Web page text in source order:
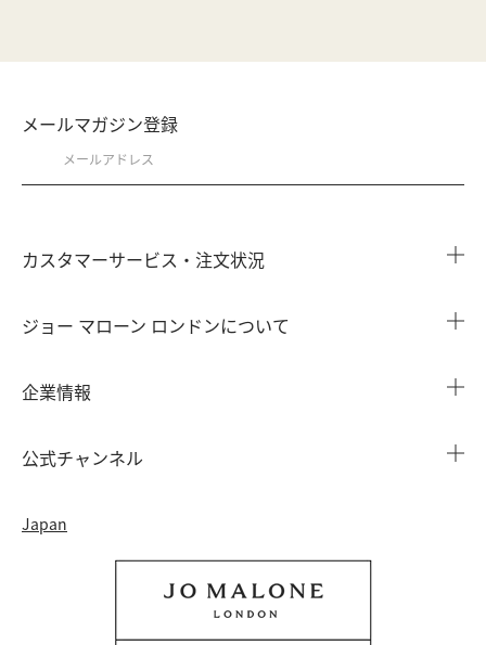
メールマガジン登録
カスタマーサービス・注文状況
会員情報
注文履歴
返品・交換について
オンラインショッピングについて
電話でのお問い合わせ 0120-950-701
ジョー マローン ロンドンについて
カウンターサービス予約
フレグランス ファインダー
企業情報
特定商取引法に基づく表示
公式チャンネル
Japan